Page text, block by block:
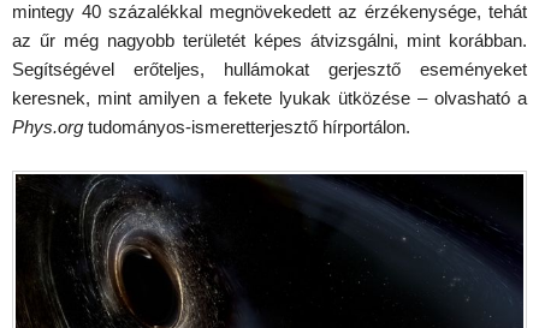
mintegy 40 százalékkal megnövekedett az érzékenysége, tehát
az űr még nagyobb területét képes átvizsgálni, mint korábban.
Segítségével erőteljes, hullámokat gerjesztő eseményeket
keresnek, mint amilyen a fekete lyukak ütközése – olvasható a
Phys.org tudományos-ismeretterjesztő hírportálon.